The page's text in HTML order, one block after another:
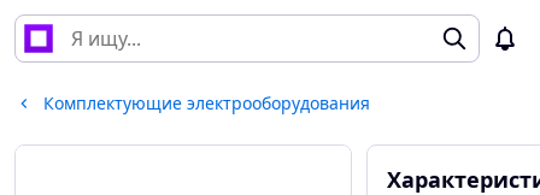
Комплектующие электрооборудования